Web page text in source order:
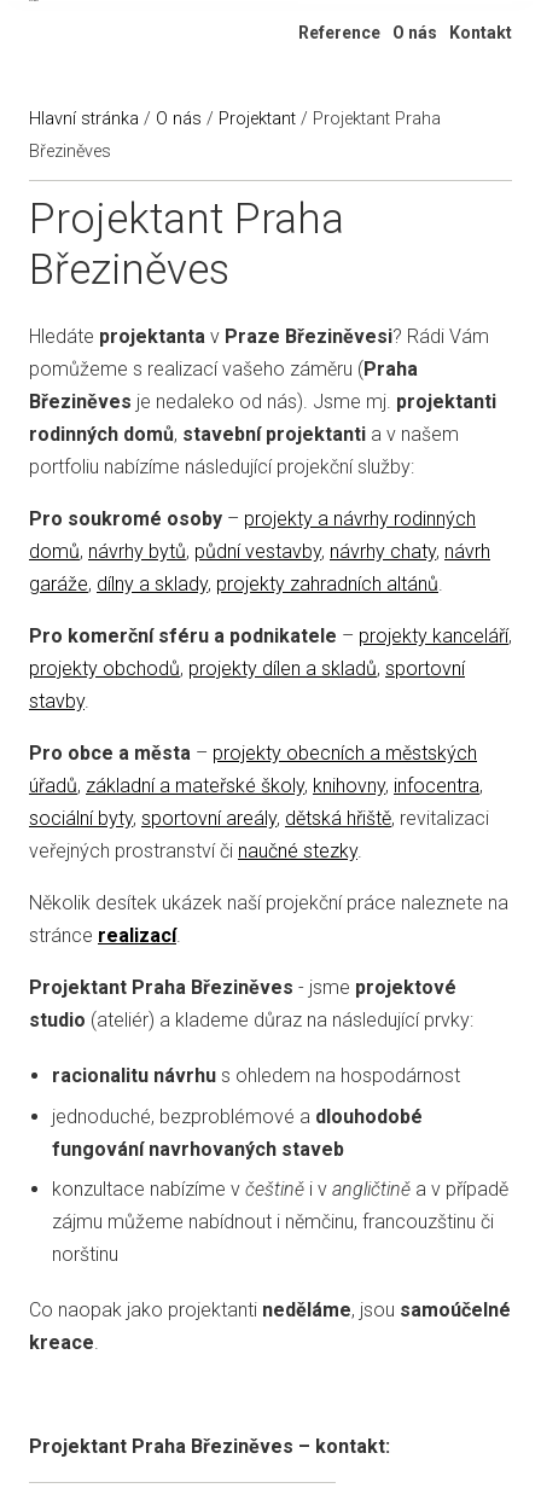
Reference O nás Kontakt
Hlavní stránka / O nás / Projektant / Projektant Praha
Březiněves
Projektant Praha
Březiněves
Hledáte projektanta v Praze Březiněvesi? Rádi Vám
pomůžeme s realizací vašeho záměru (Praha
Březiněves je nedaleko od nás). Jsme mj. projektanti
rodinných domů, stavební projektanti a v našem
portfoliu nabízíme následující projekční služby:
Pro soukromé osoby – projekty a návrhy rodinných
domů, návrhy bytů, půdní vestavby, návrhy chaty, návrh
garáže, dílny a sklady, projekty zahradních altánů.
Pro komerční sféru a podnikatele – projekty kanceláří,
projekty obchodů, projekty dílen a skladů, sportovní
stavby.
Pro obce a města – projekty obecních a městských
úřadů, základní a mateřské školy, knihovny, infocentra,
sociální byty, sportovní areály, dětská hřiště, revitalizaci
veřejných prostranství či naučné stezky.
Několik desítek ukázek naší projekční práce naleznete na
stránce realizací.
Projektant Praha Březiněves - jsme projektové
studio (ateliér) a klademe důraz na následující prvky:
racionalitu návrhu s ohledem na hospodárnost
jednoduché, bezproblémové a dlouhodobé
fungování navrhovaných staveb
konzultace nabízíme včeštině i vangličtině a v případě
zájmu můžeme nabídnout i němčinu, francouzštinu či
norštinu
Co naopak jako projektanti neděláme, jsou samoúčelné
kreace.
Projektant Praha Březiněves – kontakt: